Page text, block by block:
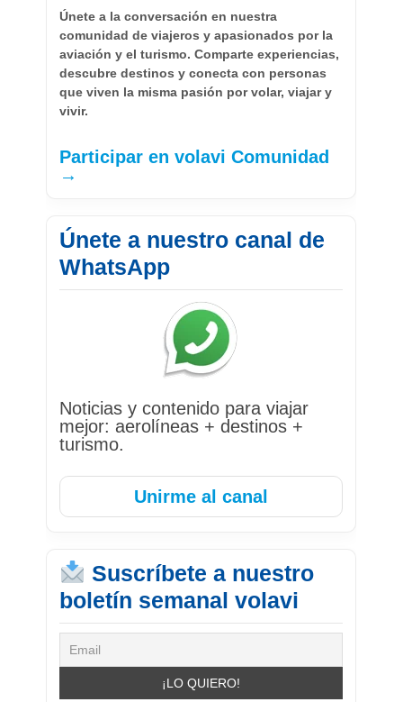
Únete a la conversación en nuestra
comunidad de viajeros y apasionados por la
aviación y el turismo. Comparte experiencias,
descubre destinos y conecta con personas
que viven la misma pasión por volar, viajar y
vivir.
Participar en volavi Comunidad
→
Únete a nuestro canal de
WhatsApp
Noticias y contenido para viajar
mejor: aerolíneas + destinos +
turismo.
Unirme al canal
Suscríbete a nuestro
boletín semanal volavi